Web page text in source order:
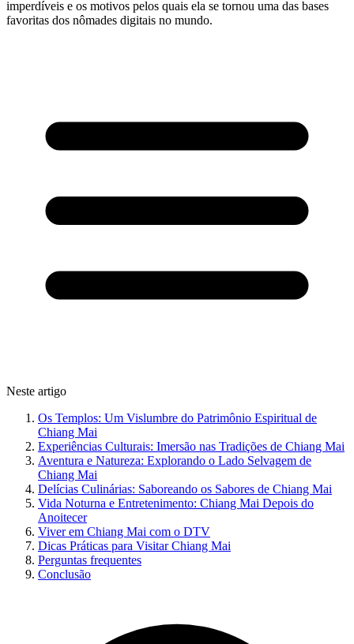
imperdíveis e os motivos pelos quais ela se tornou uma das bases
favoritas dos nômades digitais no mundo.
Neste artigo
Os Templos: Um Vislumbre do Patrimônio Espiritual de
Chiang Mai
Experiências Culturais: Imersão nas Tradições de Chiang Mai
Aventura e Natureza: Explorando o Lado Selvagem de
Chiang Mai
Delícias Culinárias: Saboreando os Sabores de Chiang Mai
Vida Noturna e Entretenimento: Chiang Mai Depois do
Anoitecer
Viver em Chiang Mai com o DTV
Dicas Práticas para Visitar Chiang Mai
Perguntas frequentes
Conclusão